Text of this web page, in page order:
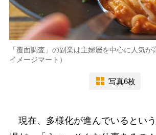
「覆面調査」の副業は主婦層を中心に人気が
イメージマート）
写真6枚
現在、多様化が進んでいるとい